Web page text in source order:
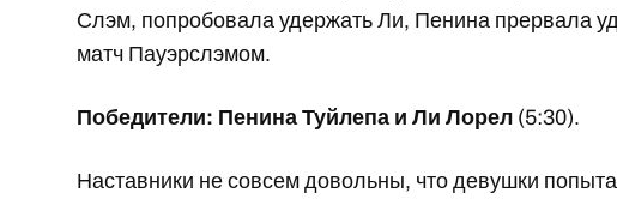
Слэм, попробовала удержать Ли, Пенина прервала
матч Пауэрслэмом.
Победители: Пенина Туйлепа и Ли Лорел (5:30).
Наставники не совсем довольны, что девушки